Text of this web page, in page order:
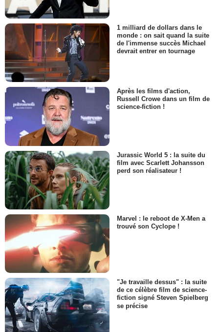
1 milliard de dollars dans le
monde : on sait quand la suite
de l'immense succès Michael
devrait entrer en tournage
Après les films d'action,
Russell Crowe dans un film de
science-fiction !
Jurassic World 5 : la suite du
film avec Scarlett Johansson
perd son réalisateur !
Marvel : le reboot de X-Men a
trouvé son Cyclope !
"Je travaille dessus" : la suite
de ce célèbre film de science-
fiction signé Steven Spielberg
se précise